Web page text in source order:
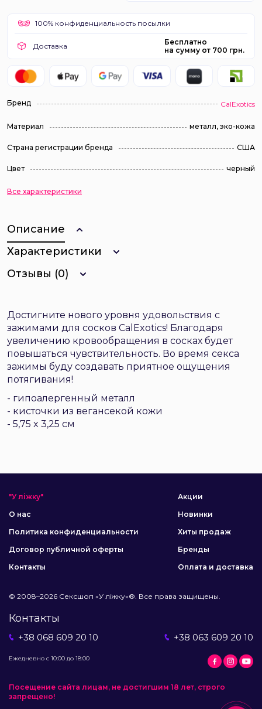
100% конфиденциальность посылки
Доставка
Бесплатно
на сумму от 700 грн.
Бренд CalExotics
Материал металл, эко-кожа
Страна регистрации бренда США
Цвет черный
Все характеристики
Описание
Характеристики
Отзывы (0)
Достигните нового уровня удовольствия с
зажимами для сосков CalExotics! Благодаря
увеличению кровообращения в сосках будет
повышаться чувствительность. Во время секса
зажимы буду создавать приятное ощущения
потягивания!
- гипоалергенный металл
- кисточки из вегансекой кожи
- 5,75 x 3,25 см
"У ліжку"
О нас
Политика конфиденциальности
Договор публичной оферты
Контакты
Акции
Новинки
Хиты продаж
Бренды
Оплата и доставка
© 2008–2026 Сексшоп «У ліжку»®. Все права защищены.
Контакты
+38 068 609 20 10 +38 063 609 20 10
Ежедневно с 10:00 до 18:00
Посещение сайта лицам, не достигшим 18 лет, строго
запрещено!